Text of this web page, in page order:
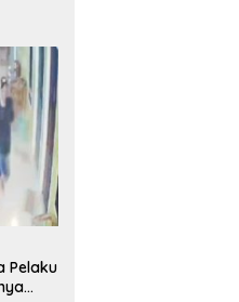
Pelaku